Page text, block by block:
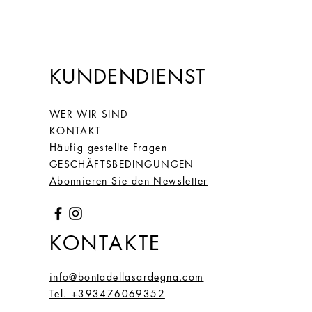
KUNDENDIENST
WER WIR SIND
KONTAKT
Häufig gestellte Fragen
GESCHÄFTSBEDINGUNGEN
Abonnieren Sie den Newsletter
KONTAKTE
info@bontadellasardegna.com
Tel. +393476069352